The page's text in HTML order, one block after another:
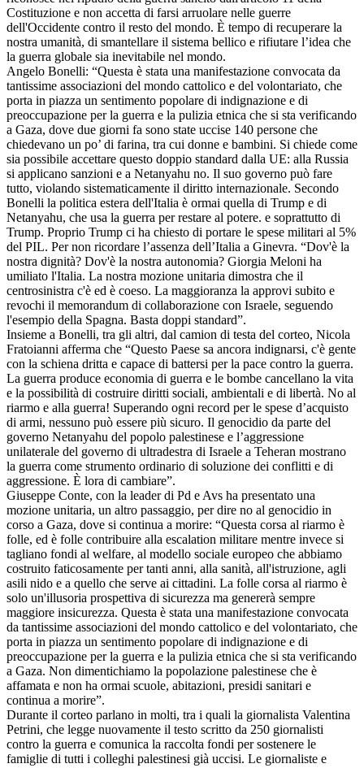
Costituzione e non accetta di farsi arruolare nelle guerre
dell'Occidente contro il resto del mondo. È tempo di recuperare la
nostra umanità, di smantellare il sistema bellico e rifiutare l’idea che
la guerra globale sia inevitabile nel mondo.
Angelo Bonelli: “Questa è stata una manifestazione convocata da
tantissime associazioni del mondo cattolico e del volontariato, che
porta in piazza un sentimento popolare di indignazione e di
preoccupazione per la guerra e la pulizia etnica che si sta verificando
a Gaza, dove due giorni fa sono state uccise 140 persone che
chiedevano un po’ di farina, tra cui donne e bambini. Si chiede come
sia possibile accettare questo doppio standard dalla UE: alla Russia
si applicano sanzioni e a Netanyahu no. Il suo governo può fare
tutto, violando sistematicamente il diritto internazionale. Secondo
Bonelli la politica estera dell'Italia è ormai quella di Trump e di
Netanyahu, che usa la guerra per restare al potere. e soprattutto di
Trump. Proprio Trump ci ha chiesto di portare le spese militari al 5%
del PIL. Per non ricordare l’assenza dell’Italia a Ginevra. “Dov'è la
nostra dignità? Dov'è la nostra autonomia? Giorgia Meloni ha
umiliato l'Italia. La nostra mozione unitaria dimostra che il
centrosinistra c'è ed è coeso. La maggioranza la approvi subito e
revochi il memorandum di collaborazione con Israele, seguendo
l'esempio della Spagna. Basta doppi standard”.
Insieme a Bonelli, tra gli altri, dal camion di testa del corteo, Nicola
Fratoianni afferma che “Questo Paese sa ancora indignarsi, c'è gente
con la schiena dritta e capace di battersi per la pace contro la guerra.
La guerra produce economia di guerra e le bombe cancellano la vita
e la possibilità di costruire diritti sociali, ambientali e di libertà. No al
riarmo e alla guerra! Superando ogni record per le spese d’acquisto
di armi, nessuno può essere più sicuro. Il genocidio da parte del
governo Netanyahu del popolo palestinese e l’aggressione
unilaterale del governo di ultradestra di Israele a Teheran mostrano
la guerra come strumento ordinario di soluzione dei conflitti e di
aggressione. È lora di cambiare”.
Giuseppe Conte, con la leader di Pd e Avs ha presentato una
mozione unitaria, un altro passaggio, per dire no al genocidio in
corso a Gaza, dove si continua a morire: “Questa corsa al riarmo è
folle, ed è folle contribuire alla escalation militare mentre invece si
tagliano fondi al welfare, al modello sociale europeo che abbiamo
costruito faticosamente per tanti anni, alla sanità, all'istruzione, agli
asili nido e a quello che serve ai cittadini. La folle corsa al riarmo è
solo un'illusoria prospettiva di sicurezza ma genererà sempre
maggiore insicurezza. Questa è stata una manifestazione convocata
da tantissime associazioni del mondo cattolico e del volontariato, che
porta in piazza un sentimento popolare di indignazione e di
preoccupazione per la guerra e la pulizia etnica che si sta verificando
a Gaza. Non dimentichiamo la popolazione palestinese che è
affamata e non ha ormai scuole, abitazioni, presidi sanitari e
continua a morire”.
Durante il corteo parlano in molti, tra i quali la giornalista Valentina
Petrini, che legge nuovamente il testo scritto da 250 giornalisti
contro la guerra e comunica la raccolta fondi per sostenere le
famiglie di tutti i colleghi palestinesi già uccisi. Le giornaliste e